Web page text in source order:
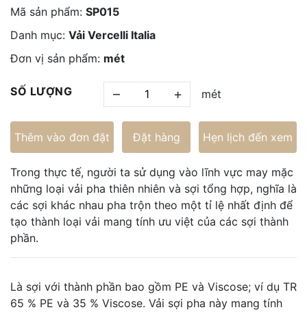
Mã sản phẩm: SP015
Danh mục: Vải Vercelli Italia
Đơn vị sản phẩm: mét
SỐ LƯỢNG – + mét
Thêm vào đơn đặt Đặt hàng Hẹn lịch đến xem
Trong thực tế, người ta sử dụng vào lĩnh vực may mặc
những loại vải pha thiên nhiên và sợi tổng hợp, nghĩa là
các sợi khác nhau pha trộn theo một tỉ lệ nhất định để
tạo thành loại vải mang tính ưu việt của các sợi thành
phần.
Là sợi với thành phần bao gồm PE và Viscose; ví dụ TR
65 % PE và 35 % Viscose. Vải sợi pha này mang tính